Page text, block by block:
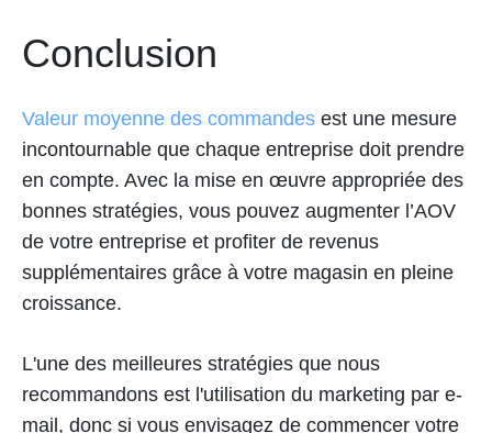
Conclusion
Valeur moyenne des commandes est une mesure
incontournable que chaque entreprise doit prendre
en compte. Avec la mise en œuvre appropriée des
bonnes stratégies, vous pouvez augmenter l’AOV
de votre entreprise et profiter de revenus
supplémentaires grâce à votre magasin en pleine
croissance.
L'une des meilleures stratégies que nous
recommandons est l'utilisation du marketing par e-
mail, donc si vous envisagez de commencer votre